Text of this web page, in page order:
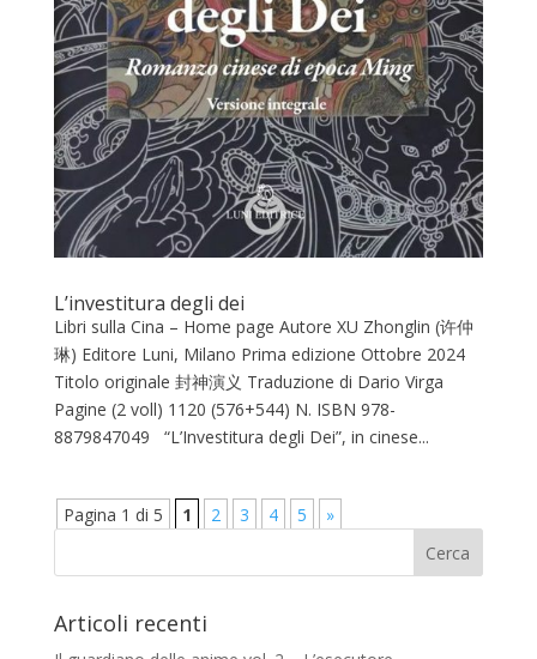
L’investitura degli dei
Libri sulla Cina – Home page Autore XU Zhonglin (许仲
琳) Editore Luni, Milano Prima edizione Ottobre 2024
Titolo originale 封神演义 Traduzione di Dario Virga
Pagine (2 voll) 1120 (576+544) N. ISBN ‎978-
8879847049 “L’Investitura degli Dei”, in cinese...
Pagina 1 di 5 1 2 3 4 5 »
Articoli recenti